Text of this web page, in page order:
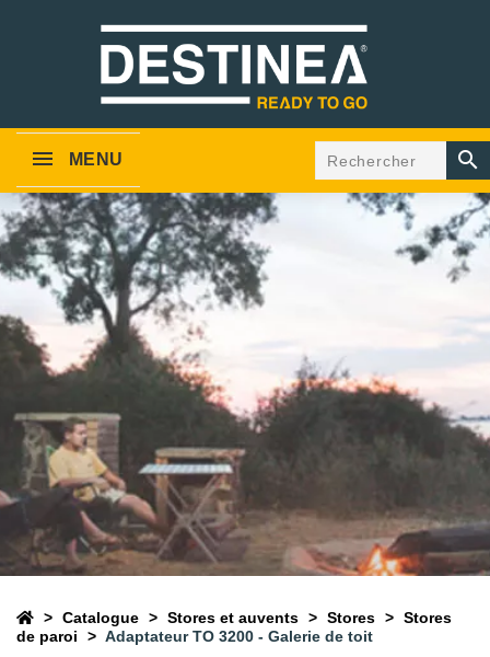
MENU 
Catalogue Stores et auvents Stores
Stores
de paroi
Adaptateur TO 3200 - Galerie de toit